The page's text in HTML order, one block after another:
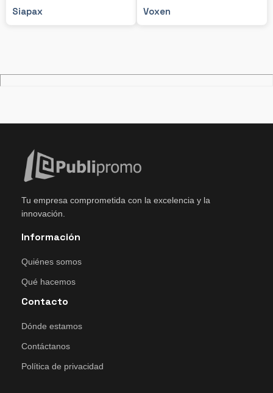
Siapax Voxen
Tu empresa comprometida con la excelencia y la
innovación.
Información
Quiénes somos
Qué hacemos
Contacto
Dónde estamos
Contáctanos
Política de privacidad